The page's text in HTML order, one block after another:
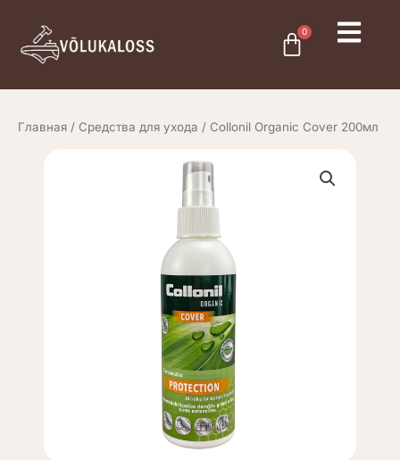
содержимому
0
Cart
Главная / Средства для ухода / Collonil Organic Cover 200мл